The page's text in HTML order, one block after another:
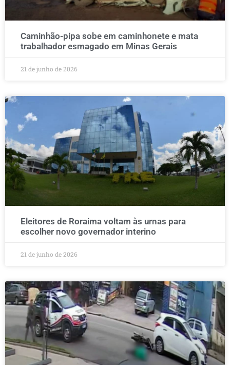
Caminhão-pipa sobe em caminhonete e mata
trabalhador esmagado em Minas Gerais
21 de junho de 2026
Eleitores de Roraima voltam às urnas para
escolher novo governador interino
21 de junho de 2026